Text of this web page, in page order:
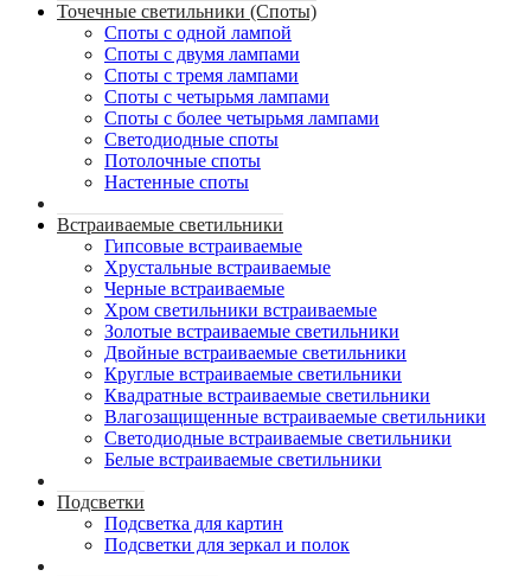
Точечные светильники (Споты)
Споты с одной лампой
Споты с двумя лампами
Споты с тремя лампами
Споты с четырьмя лампами
Споты с более четырьмя лампами
Светодиодные споты
Потолочные споты
Настенные споты
Встраиваемые светильники
Гипсовые встраиваемые
Хрустальные встраиваемые
Черные встраиваемые
Хром светильники встраиваемые
Золотые встраиваемые светильники
Двойные встраиваемые светильники
Круглые встраиваемые светильники
Квадратные встраиваемые светильники
Влагозащищенные встраиваемые светильники
Светодиодные встраиваемые светильники
Белые встраиваемые светильники
Подсветки
Подсветка для картин
Подсветки для зеркал и полок